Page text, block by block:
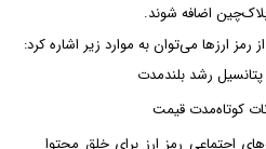
اضافه شوند.
ارزها می‌توان به موارد زیر اشاره کرد:
پتانسیل رشد بلندمدت
کوتاه‌مدت قیمت
اجتماعی رمز ارز برای خلق محتوا